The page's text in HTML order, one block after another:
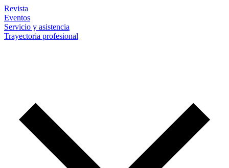
Revista
Eventos
Servicio y asistencia
Trayectoria profesional